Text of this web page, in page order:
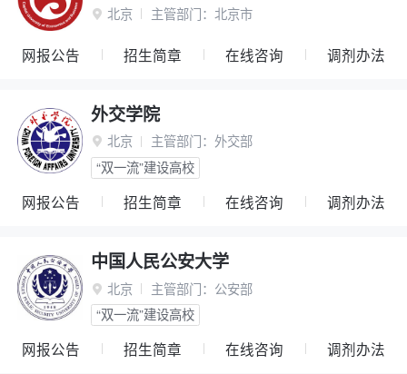
 北京 主管部门： 北京市
网报公告 招生简章 在线咨询 调剂办法
外交学院
 北京 主管部门： 外交部
“双一流”建设高校
网报公告 招生简章 在线咨询 调剂办法
中国人民公安大学
 北京 主管部门： 公安部
“双一流”建设高校
网报公告 招生简章 在线咨询 调剂办法